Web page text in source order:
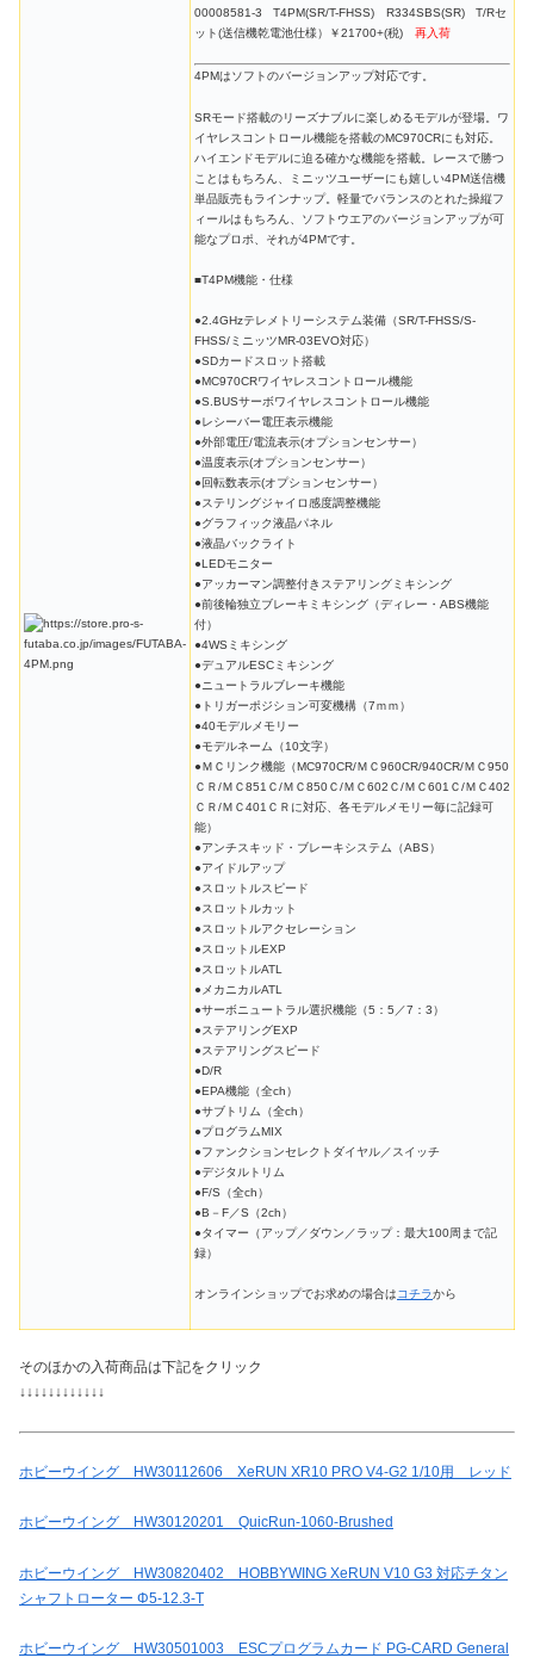
00008581-3 T4PM(SR/T-FHSS) R334SBS(SR) T/Rセ
ット(送信機乾電池仕様）￥21700+(税) 再入荷
4PMはソフトのバージョンアップ対応です。
SRモード搭載のリーズナブルに楽しめるモデルが登場。ワ
イヤレスコントロール機能を搭載のMC970CRにも対応。
ハイエンドモデルに迫る確かな機能を搭載。レースで勝つ
ことはもちろん、ミニッツユーザーにも嬉しい4PM送信機
単品販売もラインナップ。軽量でバランスのとれた操縦フ
ィールはもちろん、ソフトウエアのバージョンアップが可
能なプロポ、それが4PMです。
■T4PM機能・仕様
●2.4GHzテレメトリーシステム装備（SR/T-FHSS/S-
FHSS/ミニッツMR-03EVO対応）
●SDカードスロット搭載
●MC970CRワイヤレスコントロール機能
●S.BUSサーボワイヤレスコントロール機能
●レシーバー電圧表示機能
●外部電圧/電流表示(オプションセンサー）
●温度表示(オプションセンサー）
●回転数表示(オプションセンサー）
●ステリングジャイロ感度調整機能
●グラフィック液晶パネル
●液晶バックライト
●LEDモニター
●アッカーマン調整付きステアリングミキシング
●前後輪独立ブレーキミキシング（ディレー・ABS機能
付）
●4WSミキシング
●デュアルESCミキシング
●ニュートラルブレーキ機能
●トリガーポジション可変機構（7ｍｍ）
●40モデルメモリー
●モデルネーム（10文字）
●ＭＣリンク機能（MC970CR/ＭＣ960CR/940CR/ＭＣ950
ＣＲ/ＭＣ851Ｃ/ＭＣ850Ｃ/ＭＣ602Ｃ/ＭＣ601Ｃ/ＭＣ402
ＣＲ/ＭＣ401ＣＲに対応、各モデルメモリー毎に記録可
能）
●アンチスキッド・ブレーキシステム（ABS）
●アイドルアップ
●スロットルスピード
●スロットルカット
●スロットルアクセレーション
●スロットルEXP
●スロットルATL
●メカニカルATL
●サーボニュートラル選択機能（5：5／7：3）
●ステアリングEXP
●ステアリングスピード
●D/R
●EPA機能（全ch）
●サブトリム（全ch）
●プログラムMIX
●ファンクションセレクトダイヤル／スイッチ
●デジタルトリム
●F/S（全ch）
●B－F／S（2ch）
●タイマー（アップ／ダウン／ラップ：最大100周まで記
録）
オンラインショップでお求めの場合はコチラから
そのほかの入荷商品は下記をクリック
↓↓↓↓↓↓↓↓↓↓↓↓
ホビーウイング HW30112606 XeRUN XR10 PRO V4-G2 1/10用 レッド
ホビーウイング HW30120201 QuicRun-1060-Brushed
ホビーウイング HW30820402 HOBBYWING XeRUN V10 G3 対応チタン
シャフトローター Φ5-12.3-T
ホビーウイング HW30501003 ESCプログラムカード PG-CARD General